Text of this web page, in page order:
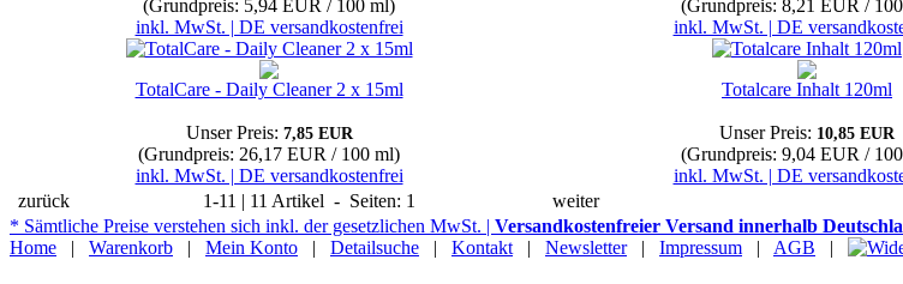
(Grundpreis: 5,94 EUR / 100 ml)
inkl. MwSt. | DE versandkostenfrei
(Grundpreis: 8,21 EUR /
inkl. MwSt. | DE
TotalCare - Daily Cleaner 2 x 15ml
Unser Preis: 7,85 EUR
(Grundpreis: 26,17 EUR / 100 ml)
inkl. MwSt. | DE versandkostenfrei
Totalcare Inhalt 120ml
Unser Preis: 10,85 EUR
(Grundpreis: 9,04 EUR /
inkl. MwSt. | DE
zurück
1-11 | 11 Artikel - Seiten: 1
weiter
* Sämtliche Preise verstehen sich inkl. der gesetzlichen MwSt. | Versandkostenfreier Versand innerhalb
Home | Warenkorb | Mein Konto | Detailsuche | Kontakt | Newsletter| Impressum | AGB |